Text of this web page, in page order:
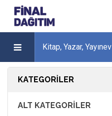
KATEGORILER
ALT KATEGORILER